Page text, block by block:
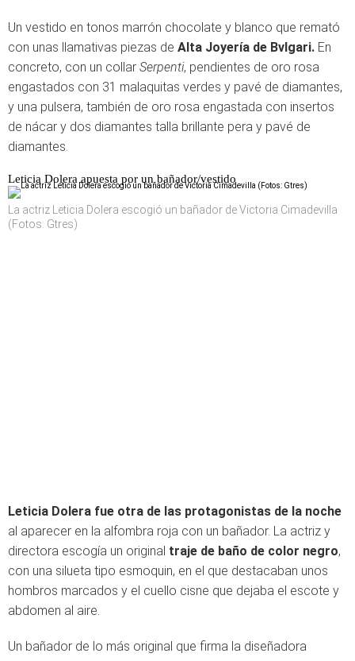
Un vestido en tonos marrón chocolate y blanco que remató
con unas llamativas piezas de Alta Joyería de Bvlgari. En
concreto, con un collar Serpenti, pendientes de oro rosa
engastados con 31 malaquitas verdes y pavé de diamantes,
y una pulsera, también de oro rosa engastada con insertos
de nácar y dos diamantes talla brillante pera y pavé de
diamantes.
Leticia Dolera apuesta por un bañador/vestido
La actriz Leticia Dolera escogió un bañador de Victoria Cimadevilla
(Fotos: Gtres)
Leticia Dolera fue otra de las protagonistas de la noche
al aparecer en la alfombra roja con un bañador. La actriz y
directora escogía un original traje de baño de color negro,
con una silueta tipo esmoquin, en el que destacaban unos
hombros marcados y el cuello cisne que dejaba el escote y
abdomen al aire.
Un bañador de lo más original que firma la diseñadora